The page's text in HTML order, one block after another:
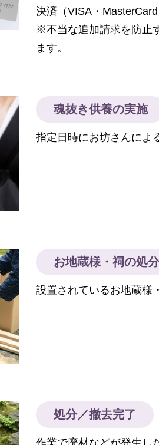
決済（VISA・
※不当な追加請求を防止
ます。
魂抜き供養の実施
指定日時にお坊さんによ
お地蔵様・祠の処
設置されているお地蔵様
処分／撤去完了
作業で廃材などが発生し